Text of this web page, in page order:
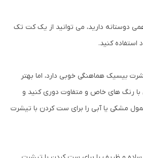
دوستانه دارید، می توانید از یک کت تک
کنید.
بیسیک هماهنگی خوبی دارد، اما بهتر
با رنگ های خاص و متفاوت دوری کنید و
مشکی یا آبی را برای ست کردن با تیشرت